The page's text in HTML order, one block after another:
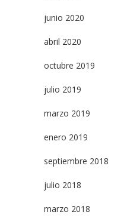
junio 2020
abril 2020
octubre 2019
julio 2019
marzo 2019
enero 2019
septiembre 2018
julio 2018
marzo 2018